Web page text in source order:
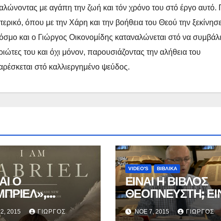
με αγάπη την ζωή και τόν χρόνο του στό έργο αυτό.
όπου με την Χάρη και την βοήθεια του Θεού την
και ο Γιώργος Οικονομίδης καταναλώνεται στό να
του και όχι μόνον, παρουσιάζοντας την αλήθεια του
στό καλλιεργημένο ψεύδος.
Ο
Ταινία,
υπότιτλοι.
2015 ΓΙΏΡΓΟΣ
VIDEO'S ΒΙΒΛΙΚΑ
ΕΙΝΑΙ Η ΒΙΒΛΟΣ
ΘΕΟΠΝΕΥΣΤΗ;
Ο ΛΟΓΟΣ ΤΟΥ
ΝΟΈ 7, 2015 ΓΙΏΡΓΟΣ